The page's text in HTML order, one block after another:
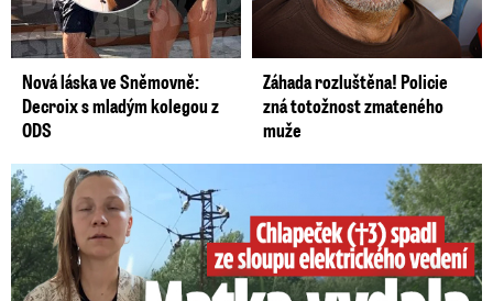
Nová láska ve Sněmovně:
Decroix s mladým kolegou z
ODS
Záhada rozluštěna! Policie
zná totožnost zmateného
muže
Smrtelný pád chlapce: Matka vydala vyjádření na 16 stran